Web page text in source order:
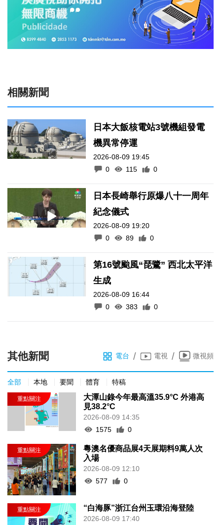
相關新聞
日本大飯核電站3號機組發電
機異常停運
2026-08-09 19:45
0
115 0
日本長崎舉行原爆八十一周年
紀念儀式
2026-08-09 19:20
0
89 0
第16號颱風“琵鷺” 西北太平洋
生成
2026-08-09 16:44
0
383 0
其他新聞 電台 / 電視 / 微視頻
全部 本地 要聞 體育 特稿
大潭山錄今年最高溫35.9°C 外港高
見38.2°C
2026-08-09 14:35
1575
0
粵澳名優商品展4天展期料9萬人次
入場
2026-08-09 12:10
577
0
“白海豚”浙江台州玉環沿海登陸
2026-08-09 17:40